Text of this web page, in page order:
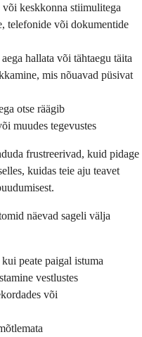
keskkonna stiimulitega
telefonide või dokumentide
hallata või tähtaegu täita
mis nõuavad püsivat
otse räägib
muudes tegevustes
frustreerivad, kuid pidage
kuidas teie aju teavet
näevad sageli välja
peate paigal istuma
vestlustes
või